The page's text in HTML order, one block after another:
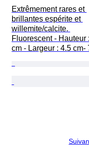
Extrêmement rares et
brillantes espérite et
willemite/calcite.
Fluorescent - Hauteur
cm - Largeur : 4.5 cm-